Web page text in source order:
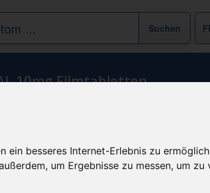
besseres Internet-Erlebnis zu
um Ergebnisse zu messen, um
10mg Filmtabletten
günstigster Produktpreis ab
15,43 €